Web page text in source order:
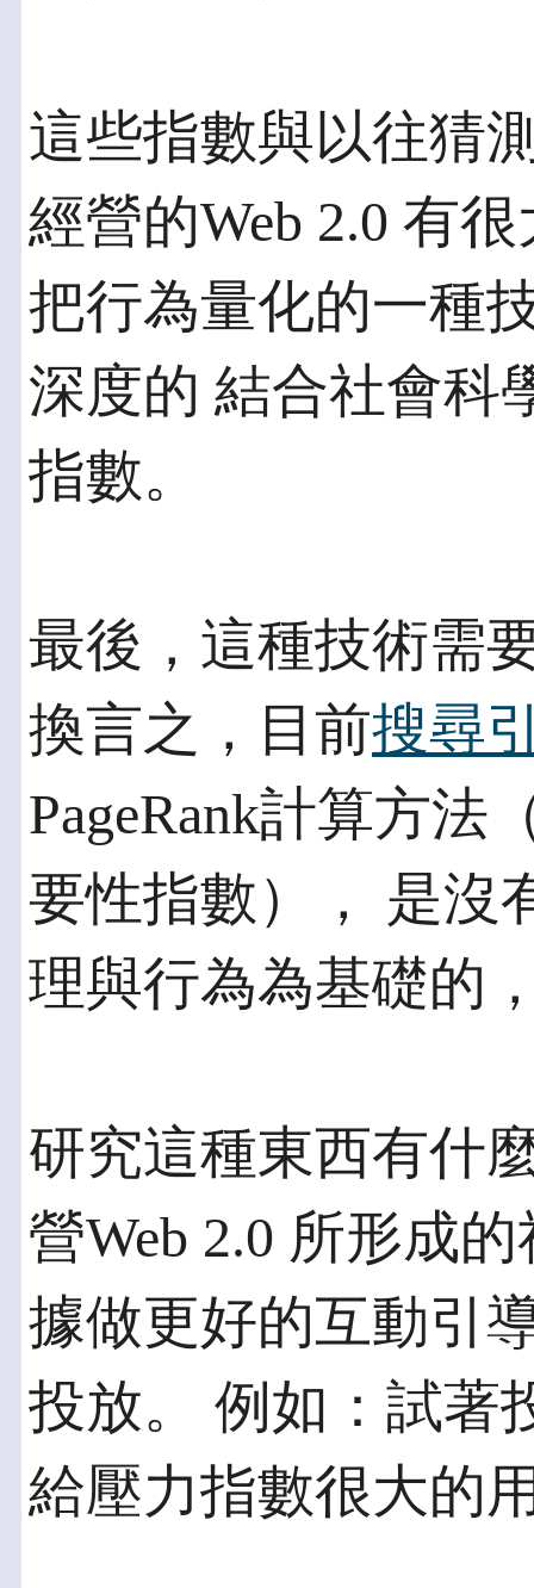
這些指數與以往猜
經營的Web 2.0 有
把行為量化的一種
深度的 結合社會科
指數。
最後，這種技術需
換言之，目前搜尋
PageRank計算方法
要性指數）， 是沒
理與行為為基礎的
研究這種東西有什
營Web 2.0 所形成
據做更好的互動引
投放。 例如：試著
給壓力指數很大的